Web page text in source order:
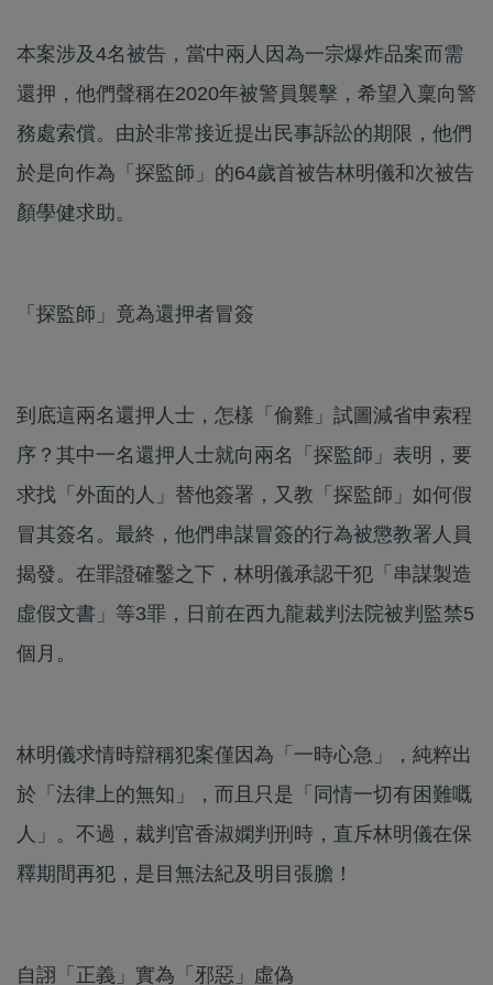
本案涉及4名被告，當中兩人因為一宗爆炸品案而需
還押，他們聲稱在2020年被警員襲擊，希望入稟向警
務處索償。由於非常接近提出民事訴訟的期限，他們
於是向作為「探監師」的64歲首被告林明儀和次被告
顏學健求助。
「探監師」竟為還押者冒簽
到底這兩名還押人士，怎樣「偷雞」試圖減省申索程
序？其中一名還押人士就向兩名「探監師」表明，要
求找「外面的人」替他簽署，又教「探監師」如何假
冒其簽名。最終，他們串謀冒簽的行為被懲教署人員
揭發。在罪證確鑿之下，林明儀承認干犯「串謀製造
虛假文書」等3罪，日前在西九龍裁判法院被判監禁5
個月。
林明儀求情時辯稱犯案僅因為「一時心急」，純粹出
於「法律上的無知」，而且只是「同情一切有困難嘅
人」。不過，裁判官香淑嫻判刑時，直斥林明儀在保
釋期間再犯，是目無法紀及明目張膽！
自詡「正義」實為「邪惡」虛偽